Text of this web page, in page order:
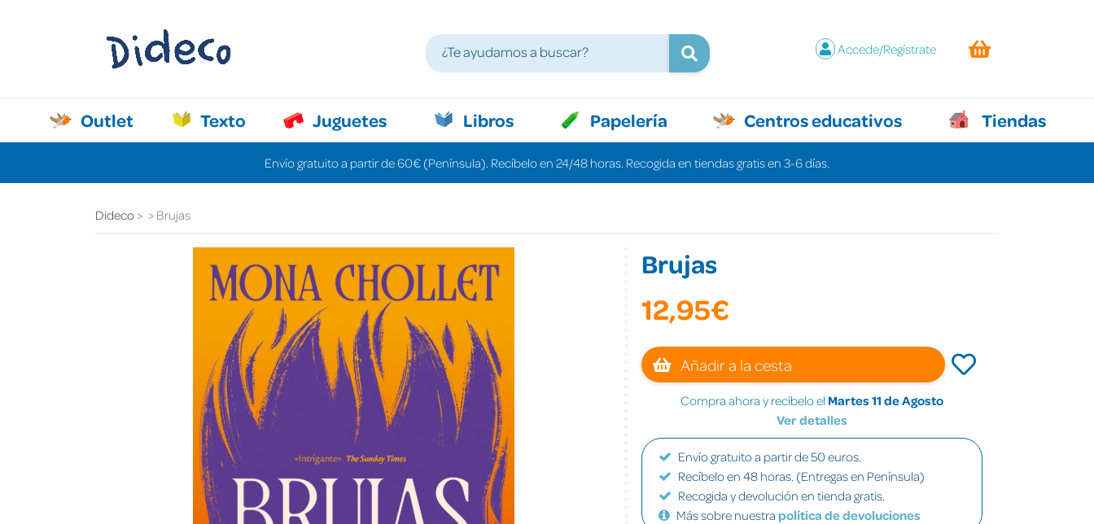
Accede/Regístrate
Outlet Texto Juguetes Libros Papelería Centros educativos Tiendas
Envío gratuito a partir de 60€ (Península). Recíbelo en 24/48 horas. Recogida en tiendas gratis en 3-6 días.
Dideco Brujas
Brujas
12,95€
Añadir a la cesta
Compra ahora y recíbelo el Martes 11 de Agosto
Ver detalles
Envío gratuito a partir de 50 euros.
Recíbelo en 48 horas. (Entregas en Península)
Recogida y devolución en tienda gratis.
Más sobre nuestra política de devoluciones